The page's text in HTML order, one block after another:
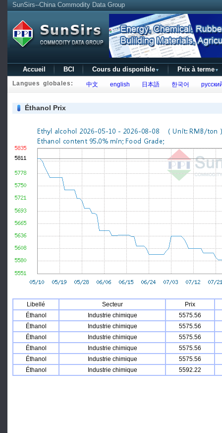
SunSirs--China Commodity Data Group
Accueil BCI Cours du disponible ▼ Prix à terme ▼
Langues globales: 中文 english 日本語 한국어
Éthanol Prix
Libellé Secteur
Prix
Éthanol
Industrie chimique
5575.56
Éthanol
Industrie chimique
5575.56
Éthanol
Industrie chimique
5575.56
Éthanol
Industrie chimique
5575.56
Éthanol
Industrie chimique
5575.56
Éthanol
Industrie chimique 5592.22